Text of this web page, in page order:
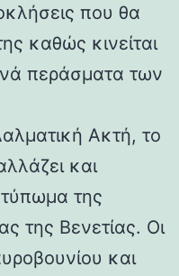
που θα
καθώς κινείται
περάσματα των
Ακτή, το
και
της
της Βενετίας. Οι
και